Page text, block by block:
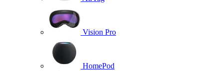
Vision Pro
HomePod